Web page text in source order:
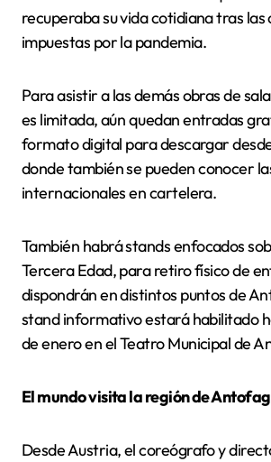
recuperaba su vida cotidiana tras
impuestas por la pandemia.
Para asistir a las demás obras de
es limitada, aún quedan entradas
formato digital para descargar
donde también se pueden conocer
internacionales en cartelera.
También habrá stands enfocados
Tercera Edad, para retiro físico de
dispondrán en distintos puntos de
stand informativo estará habilitado
de enero en el Teatro Municipal de
El mundo visita la región de
Desde Austria, el coreógrafo y